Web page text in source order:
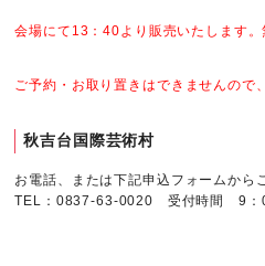
会場にて13：40より販売いたします。
ご予約・お取り置きはできませんので
秋吉台国際芸術村
お電話、または下記申込フォームから
TEL：0837-63-0020 受付時間 9：